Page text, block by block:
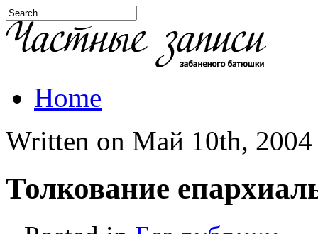
Home
Written on Май 10th, 2004
Толкование